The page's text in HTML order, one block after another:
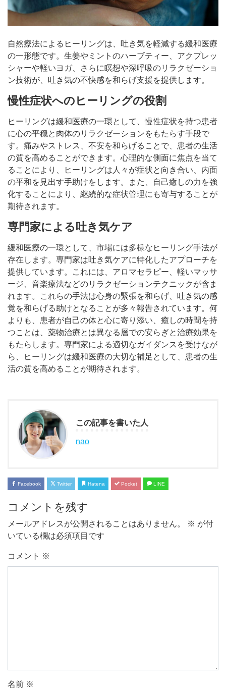
自然療法によるヒーリングは、吐き気を軽減する緩和医療
の一形態です。生姜やミントのハーブティー、アクプレッ
シャーや軽いヨガ、さらに瞑想や深呼吸のリラクゼーショ
ン技術が、吐き気の不快感を和らげ支援を提供します。
慢性症状へのヒーリングの役割
ヒーリングは緩和医療の一環として、慢性症状を持つ患者
に心の平穏と肉体のリラクゼーションをもたらす手段で
す。痛みやストレス、不安を和らげることで、患者の生活
の質を高めることができます。心理的な側面に焦点を当て
ることにより、ヒーリングは人々が症状と向き合い、内面
の平和を見出す手助けをします。また、自己癒しの力を強
化することにより、継続的な症状管理にも寄与することが
期待されます。
専門家による吐き気ケア
緩和医療の一環として、市場には多様なヒーリング手法が
存在します。専門家は吐き気ケアに特化したアプローチを
提供しています。これには、アロマセラピー、軽いマッサ
ージ、音楽療法などのリラクゼーションテクニックが含ま
れます。これらの手法は心身の緊張を和らげ、吐き気の感
覚を和らげる助けとなることが多々報告されています。何
よりも、患者が自己の体と心に寄り添い、癒しの時間を持
つことは、薬物治療とは異なる層での安らぎと治療効果を
もたらします。専門家による適切なガイダンスを受けなが
ら、ヒーリングは緩和医療の大切な補足として、患者の生
活の質を高めることが期待されます。
この記事を書いた人
nao
Facebook Twitter Hatena Pocket LINE
コメントを残す
メールアドレスが公開されることはありません。 ※ が付
いている欄は必須項目です
コメント ※
名前 ※